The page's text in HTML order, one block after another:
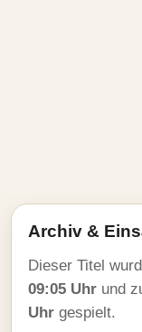
Archiv &
Dieser Titel
09:05 Uhr und
Uhr gespielt.